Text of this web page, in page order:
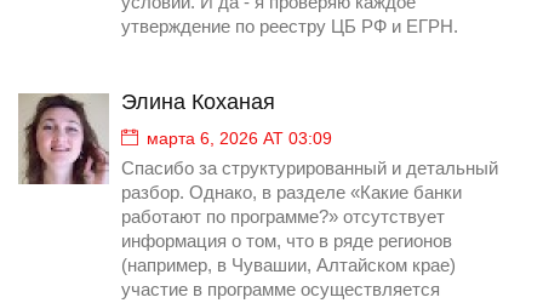
утверждение по реестру ЦБ РФ и ЕГРН.
Элина Коханая
марта 6, 2026 AT 03:09
Спасибо за структурированный и детальный
разбор. Однако, в разделе «Какие банки
работают по программе?» отсутствует
информация о том, что в ряде регионов
(например, в Чувашии, Алтайском крае)
участие в программе осуществляется